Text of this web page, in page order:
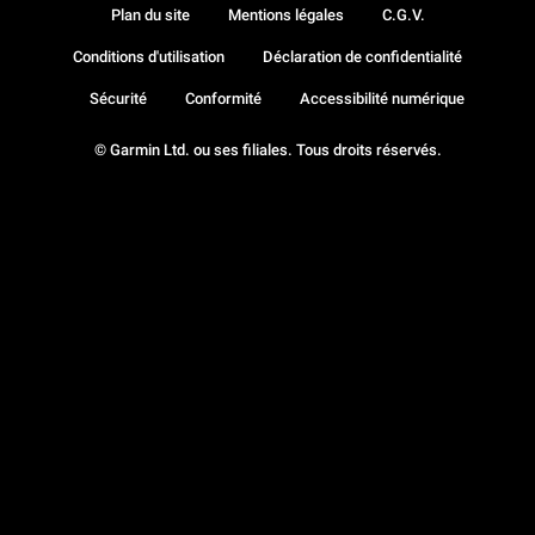
© Garmin Ltd. ou ses filiales. Tous droits réservés.
Plan du site Mentions légales C.G.V.
Conditions d'utilisation Déclaration de confidentialité
Sécurité Conformité Accessibilité numérique